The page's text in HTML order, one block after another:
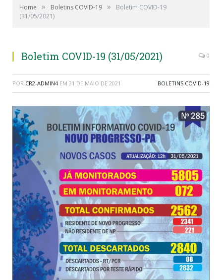
Home » Boletins COVID-19 »
Boletim COVID-19
(31/05/2021)
Boletim COVID-19 (31/05/2021) 0
POR CR2-ADMIN4 EM 31 DE MAIO DE 2021 BOLETINS COVID-19